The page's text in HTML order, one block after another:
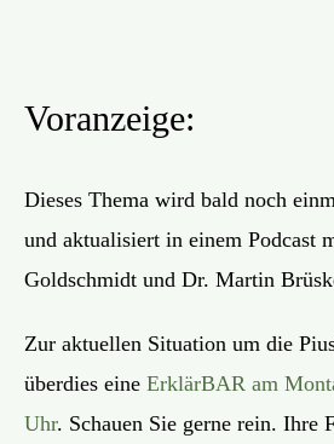
Voranzeige:
Dieses Thema wird bald noch
und aktualisiert in einem Podcast
Goldschmidt und Dr. Martin
Zur aktuellen Situation um die
überdies eine ErklärBAR am
Uhr. Schauen Sie gerne rein. Ihre